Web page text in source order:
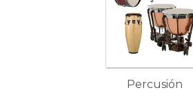
Percusión